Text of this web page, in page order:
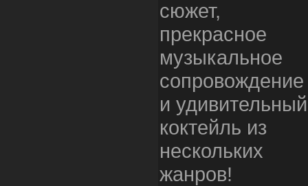
сюжет,
прекрасное
музыкальное
сопровождение
и удивительный
коктейль из
нескольких
жанров!